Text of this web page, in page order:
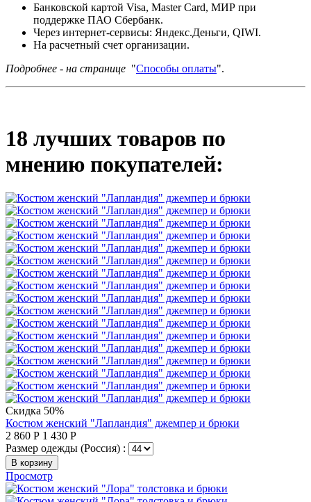
Банковской картой Visa, Master Card, МИР при
поддержке ПАО Сбербанк.
Через интернет-сервисы: Яндекс.Деньги, QIWI.
На расчетный счет организации.
Подробнее - на странице "Способы оплаты".
18 лучших товаров по
мнению покупателей:
Скидка 50%
Костюм женский "Лапландия" джемпер и брюки
2 860 Р 1 430 Р
Размер одежды (Россия) :
В корзину
Просмотр